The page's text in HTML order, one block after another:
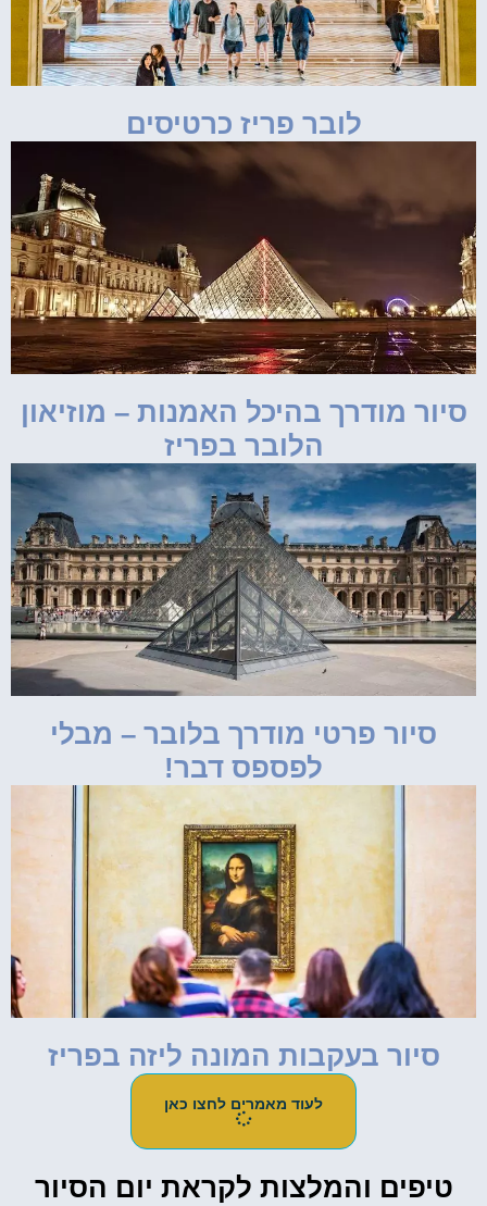
לובר פריז כרטיסים
סיור מודרך בהיכל האמנות – מוזיאון
הלובר בפריז
סיור פרטי מודרך בלובר – מבלי
לפספס דבר!
סיור בעקבות המונה ליזה בפריז
לעוד מאמרים לחצו כאן
טיפים והמלצות לקראת יום הסיור